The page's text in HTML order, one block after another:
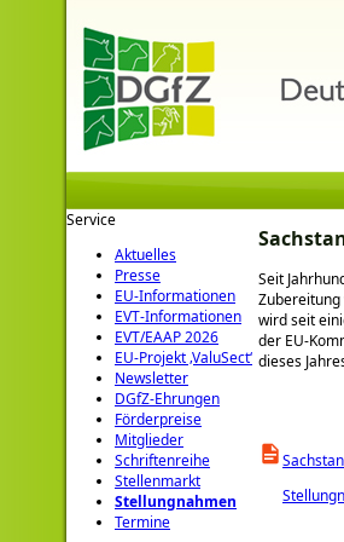
Service
Aktuelles
Presse
EU-Informationen
EVT-Informationen
EVT/EAAP 2026
EU-Projekt ‚ValuSect‘
Newsletter
DGfZ-Ehrungen
Förderpreise
Mitglieder
Schriftenreihe
Stellenmarkt
Stellungnahmen
Termine
Seit
Zubereitung
wird seit
der EU-
dieses